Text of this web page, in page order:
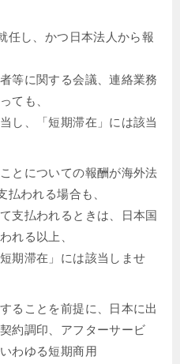
任し、かつ日本法人から報
等に関する会議、連絡業務
ても、
し、「短期滞在」には該当
とについての報酬が海外法
払われる場合も、
支払われるときは、日本国
れる以上、
期滞在」には該当しませ
ることを前提に、日本に出
約調印、アフターサービ
わゆる短期商用